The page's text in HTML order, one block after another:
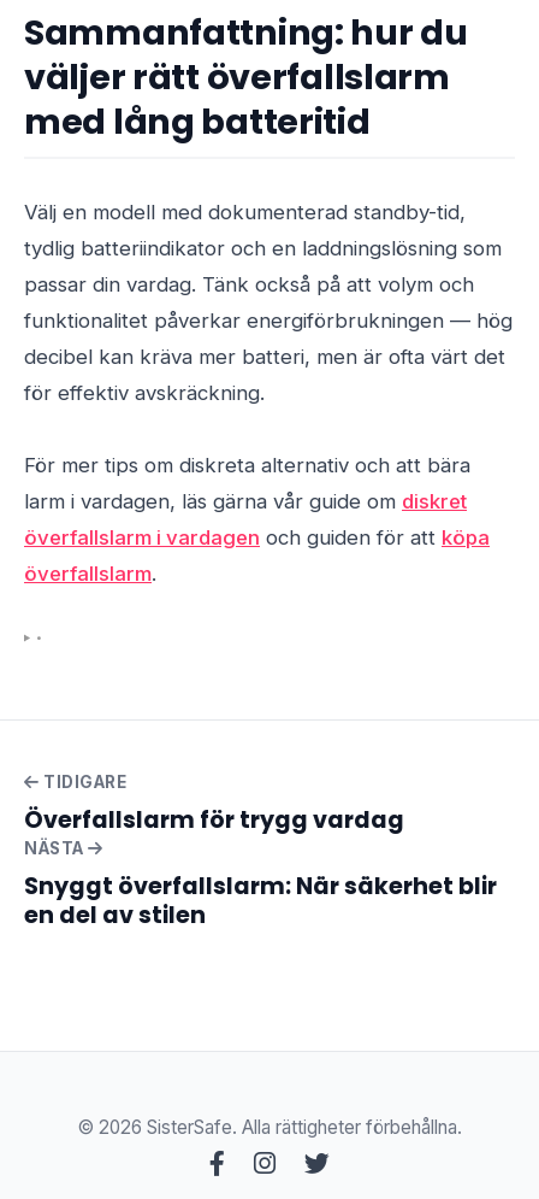
Sammanfattning: hur du
väljer rätt överfallslarm
med lång batteritid
Välj en modell med dokumenterad standby-tid,
tydlig batteriindikator och en laddningslösning som
passar din vardag. Tänk också på att volym och
funktionalitet påverkar energiförbrukningen — hög
decibel kan kräva mer batteri, men är ofta värt det
för effektiv avskräckning.
För mer tips om diskreta alternativ och att bära
larm i vardagen, läs gärna vår guide om diskret
överfallslarm i vardagen och guiden för att köpa
överfallslarm.
•
TIDIGARE
Överfallslarm för trygg vardag
NÄSTA
Snyggt överfallslarm: När säkerhet blir
en del av stilen
© 2026 SisterSafe. Alla rättigheter förbehållna.